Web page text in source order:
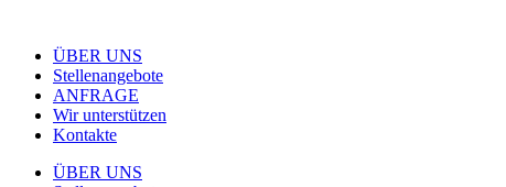
ÜBER UNS
Stellenangebote
ANFRAGE
Wir unterstützen
Kontakte
ÜBER UNS